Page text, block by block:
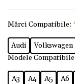
Mărci Compatibile:
Audi Volkswagen
Modele
A3 A4 A5 A6